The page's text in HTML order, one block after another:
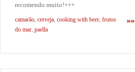
recomendo muito!+++
»»
camarão cerveja cooking with beer frutos
do mar paella